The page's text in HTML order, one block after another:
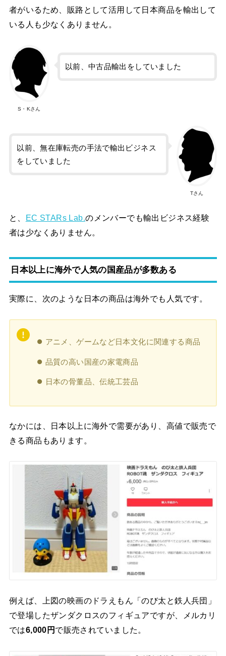
者がいるため、販路として活用して日本商品を輸出して
いる人も少なくありません。
S・Kさん
以前、中古品輸出をしていました
Tさん
以前、無在庫転売の手法で輸出ビジネス
をしていました
と、 EC STARs Lab.のメンバーでも輸出ビジネス経験
者は少なくありません。
日本以上に海外で人気の国産品が多数ある
実際に、次のような日本の商品は海外でも人気です。
アニメ、ゲームなど日本文化に関連する商品
品質の高い国産の家電商品
日本の骨董品、伝統工芸品
なかには、日本以上に海外で需要があり、高値で販売で
きる商品もあります。
例えば、上図の映画のドラえもん「のび太と鉄人兵団」
で登場したザンダクロスのフィギュアですが、メルカリ
では6,000円 で販売されていました。